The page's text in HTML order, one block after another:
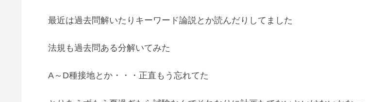
最近は過去問解いたりキーワード論説とか読んだりしてました
法規も過去問ある分解いてみた
A～D種接地とか・・・正直もう忘れてた